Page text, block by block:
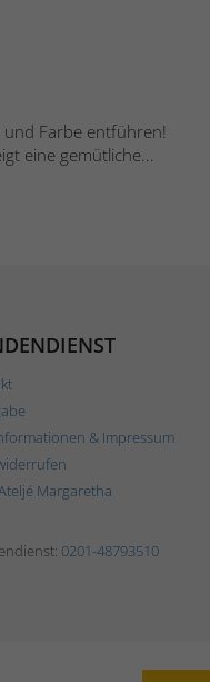
und Farbe entführen!
eine gemütliche...
& Impressum
Margaretha
0201-48793510